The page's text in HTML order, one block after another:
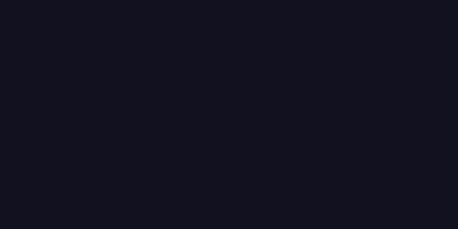
cambia realmente?
la inmensa diferencia que supuso para mis
embargo, era consciente también de ciertas
2.0 es la siguiente generación que promete superar